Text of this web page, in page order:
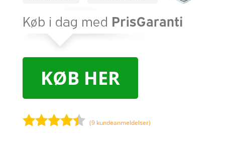
KØB HER
(9 kundeanmeldelser)